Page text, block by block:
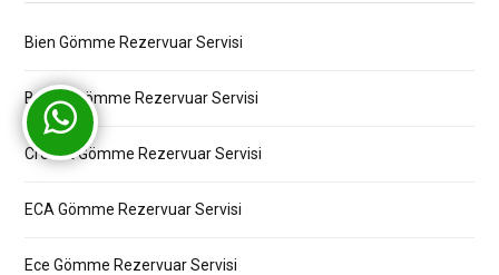
Bien Gömme Rezervuar Servisi
Bocchi Gömme Rezervuar Servisi
Creavit Gömme Rezervuar Servisi
ECA Gömme Rezervuar Servisi
Ece Gömme Rezervuar Servisi